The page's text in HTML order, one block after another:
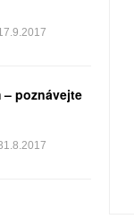
poznávejte